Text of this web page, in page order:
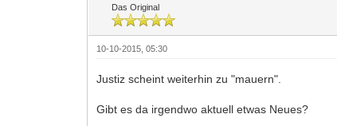
Das Original
10-10-2015, 05:30
Justiz scheint weiterhin zu "mauern".
Gibt es da irgendwo aktuell etwas Neues?